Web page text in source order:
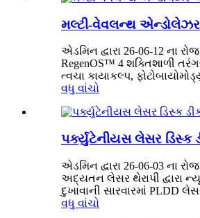
મલ્ટી-વેવલન્થ એન્ડોલેઝર
એડમિન દ્વારા 26-06-12 ના રોજ
RegenOS™ 4 શક્તિશાળી
ત્વચા કાયાકલ્પ,
વધુ વાંચો
પર્ક્યુટેનીયસ લેસર ડિસ્ક
એડમિન દ્વારા 26-06-03 ના રોજ
અદ્યતન લેસર થેરાપી દ્વારા
દુખાવાની સારવારમાં PLDD
વધુ વાંચો